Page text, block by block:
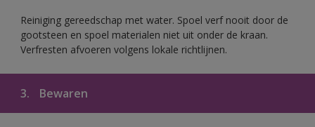
Reiniging gereedschap met water. Spoel verf nooit door de
gootsteen en spoel materialen niet uit onder de kraan.
Verfresten afvoeren volgens lokale richtlijnen.
3. Bewaren